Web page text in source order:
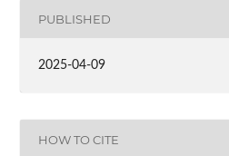
PUBLISHED
2025-04-09
HOW TO CITE